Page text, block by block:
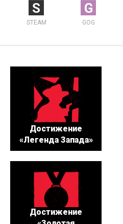
S
STEAM
G
GOG
Достижение
«Легенда Запада»
Достижение